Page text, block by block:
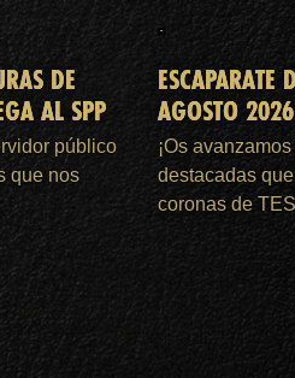
DE
AL SPP
público
que nos
AGOSTO 2026
¡Os
destacadas
coronas de